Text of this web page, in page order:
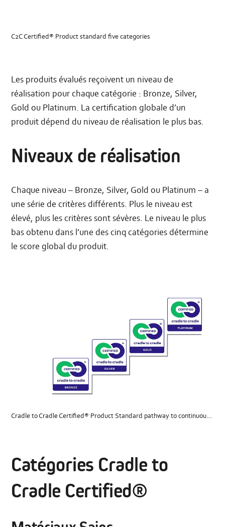
C2C Certified® Product standard five categories
Les produits évalués reçoivent un niveau de
réalisation pour chaque catégorie : Bronze, Silver,
Gold ou Platinum. La certification globale d’un
produit dépend du niveau de réalisation le plus bas.
Niveaux de réalisation
Chaque niveau – Bronze, Silver, Gold ou Platinum – a
une série de critères différents. Plus le niveau est
élevé, plus les critères sont sévères. Le niveau le plus
bas obtenu dans l’une des cinq catégories détermine
le score global du produit.
Cradle to Cradle Certified® Product Standard pathway to continuous measurable improvements
Catégories Cradle to
Cradle Certified®